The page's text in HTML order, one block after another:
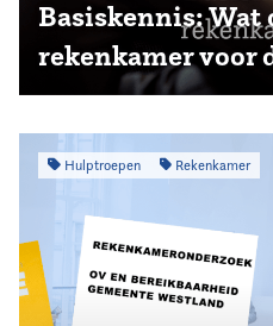
Basiskennis: Wat
rekenkamer voor
Hulptroepen Rekenkamer